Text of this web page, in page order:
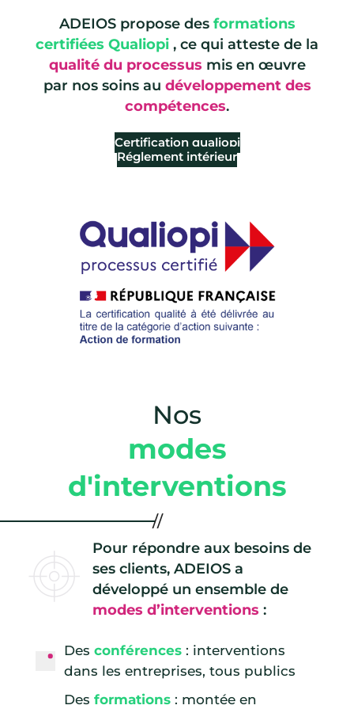
ADEIOS propose des formations
certifiées Qualiopi , ce qui atteste de la
qualité du processus mis en œuvre
par nos soins au développement des
compétences.
Certification qualiopi
Réglement intérieur
Nos
modes
d'interventions
Pour répondre aux besoins de
ses clients, ADEIOS a
développé un ensemble de
modes d’interventions :
Desconférences : interventions
dans les entreprises, tous publics
Desformations : montée en